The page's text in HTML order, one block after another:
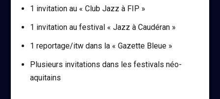
1 invitation au « Club Jazz à FIP »
1 invitation au festival « Jazz à Caudéran »
1 reportage/itw dans la « Gazette Bleue »
Plusieurs invitations dans les festivals néo-
aquitains